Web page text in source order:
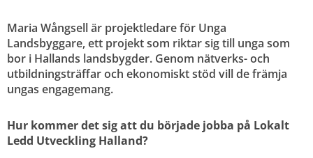
Maria Wångsell är projektledare för Unga
Landsbyggare, ett projekt som riktar sig till unga som
bor i Hallands landsbygder. Genom nätverks- och
utbildningsträffar och ekonomiskt stöd vill de främja
ungas engagemang.
Hur kommer det sig att du började jobba på Lokalt
Ledd Utveckling Halland?